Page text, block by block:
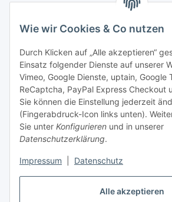
Alle akzeptieren
Wie wir Cookies & Co nutzen
Durch Klicken auf „Alle akzeptieren“
Einsatz folgender Dienste auf unserer
Vimeo, Google Dienste, uptain, Google
ReCaptcha, PayPal Express Checkout
Sie können die Einstellung jederzeit
(Fingerabdruck-Icon links unten).
Sie unter Konfigurieren und in unserer
Datenschutzerklärung.
Impressum Datenschutz
Bitte senden Sie mir
Datenschutzerklärungregelmäßig und
Newsletter Abonnieren
Informationen
Gesetzliche Informationen
Bestellung widerrufen